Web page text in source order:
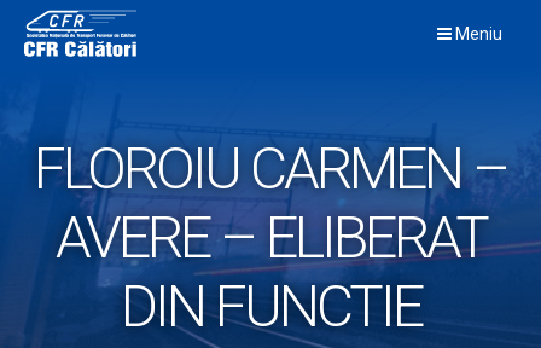
content
Meniu
FLOROIU CARMEN –
AVERE – ELIBERAT
DIN FUNCTIE